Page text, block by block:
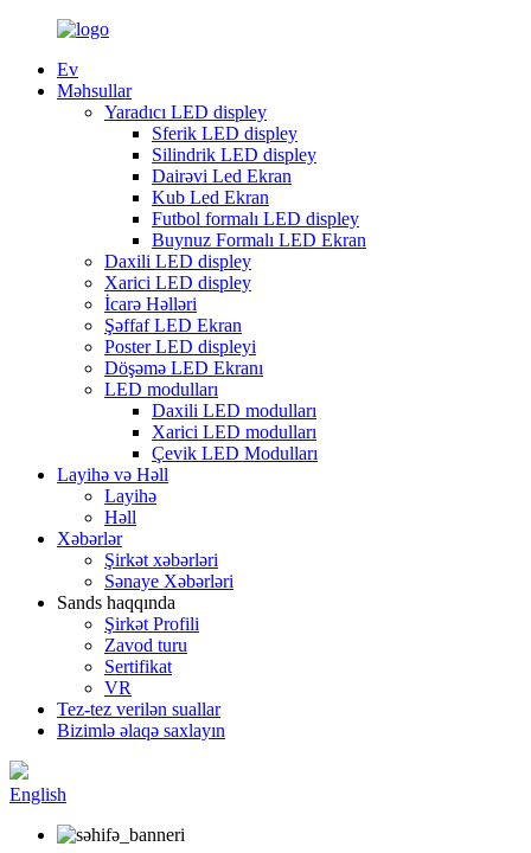
Ev
Məhsullar
Yaradıcı LED displey
Sferik LED displey
Silindrik LED displey
Dairəvi Led Ekran
Kub Led Ekran
Futbol formalı LED displey
Buynuz Formalı LED Ekran
Daxili LED displey
Xarici LED displey
İcarə Həlləri
Şəffaf LED Ekran
Poster LED displeyi
Döşəmə LED Ekranı
LED modulları
Daxili LED modulları
Xarici LED modulları
Çevik LED Modulları
Layihə və Həll
Layihə
Həll
Xəbərlər
Şirkət xəbərləri
Sənaye Xəbərləri
Sands haqqında
Şirkət Profili
Zavod turu
Sertifikat
VR
Tez-tez verilən suallar
Bizimlə əlaqə saxlayın
English